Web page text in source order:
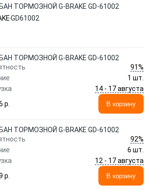
ТОРМОЗНОЙ G-BRAKE GD-61002
GD61002
ТОРМОЗНОЙ G-BRAKE GD-61002
91%
1 шт.
14 - 17 августа
p.
В корзину
ТОРМОЗНОЙ G-BRAKE GD-61002
92%
6 шт.
12 - 17 августа
p.
В корзину